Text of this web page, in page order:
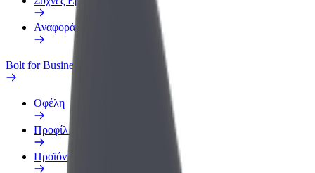
Αναφορά οχήματος
Bolt for Business
Οφέλη
Προφίλ Εργασίας
Προϊόντα